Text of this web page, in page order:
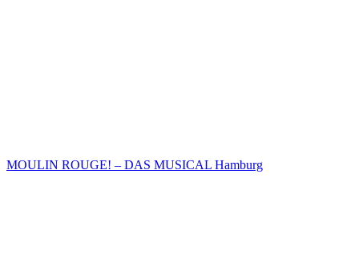
MOULIN ROUGE! – DAS MUSICAL Hamburg